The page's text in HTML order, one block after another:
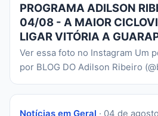
PROGRAMA ADILSON
04/08 - A MAIOR
LIGAR VITÓRIA A
Ver essa foto no Instagram Um
por BLOG DO Adilson Ribeiro
Notícias em Geral · 04 de